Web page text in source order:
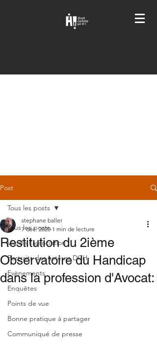
Post
Tous les posts
Vie de l'association
Portraits des acteurs DCH
Evènements
Enquêtes
Points de vue
Bonne pratique à partager
Communiqué de presse
Tous les posts
Restitution du 2ième
Observatoire du Handicap
dans la profession d'Avocat:
stephane baller
7 déc. 2020 1 min de lecture